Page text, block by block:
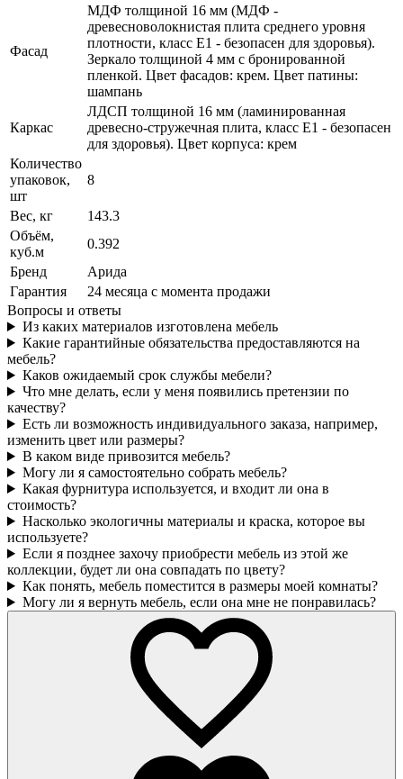
Фасад
МДФ толщиной 16 мм (МДФ -
древесноволокнистая плита среднего уровня
плотности, класс E1 - безопасен для здоровья).
Зеркало толщиной 4 мм с бронированной
пленкой. Цвет фасадов: крем. Цвет патины:
шампань
Каркас
ЛДСП толщиной 16 мм (ламинированная
древесно-стружечная плита, класс E1 - безопасен
для здоровья). Цвет корпуса: крем
Количество
упаковок,
шт
8
Вес, кг
143.3
Объём,
куб.м
0.392
Бренд
Арида
Гарантия
24 месяца с момента продажи
Вопросы и ответы
Из каких материалов изготовлена мебель
Какие гарантийные обязательства предоставляются на
мебель?
Каков ожидаемый срок службы мебели?
Что мне делать, если у меня появились претензии по
качеству?
Есть ли возможность индивидуального заказа, например,
изменить цвет или размеры?
В каком виде привозится мебель?
Могу ли я самостоятельно собрать мебель?
Какая фурнитура используется, и входит ли она в
стоимость?
Насколько экологичны материалы и краска, которое вы
используете?
Если я позднее захочу приобрести мебель из этой же
коллекции, будет ли она совпадать по цвету?
Как понять, мебель поместится в размеры моей комнаты?
Могу ли я вернуть мебель, если она мне не понравилась?